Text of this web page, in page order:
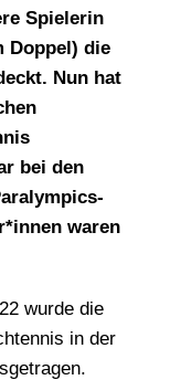
Spielerin
Doppel) die
Nun hat
bei den
waren
wurde die
in der